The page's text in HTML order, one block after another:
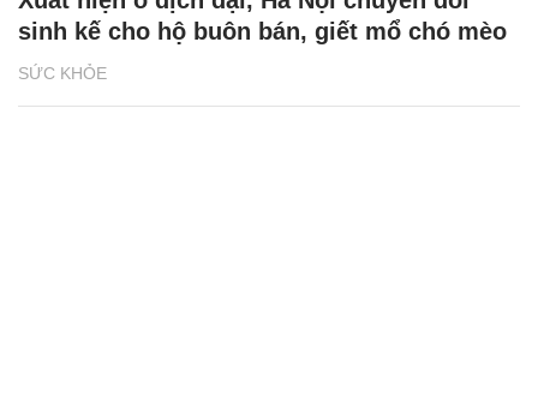
SỨC KHỎE
sinh kế cho hộ buôn bán, giết mổ chó mèo